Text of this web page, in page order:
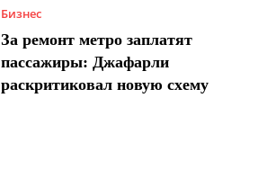
Бизнес
За ремонт метро заплатят
пассажиры: Джафарли
раскритиковал новую схему